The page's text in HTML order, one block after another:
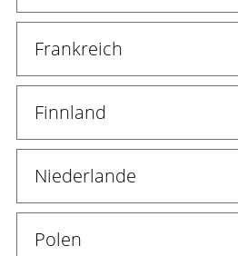
Frankreich
Finnland
Niederlande
Polen